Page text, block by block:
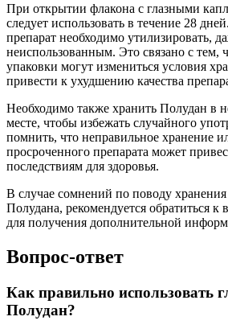
При открытии флакона с глазными
следует использовать в течение 28
препарат необходимо утилизировать,
неиспользованным. Это связано с тем,
упаковки могут измениться условия
привести к ухудшению качества
Необходимо также хранить Полудан в
месте, чтобы избежать случайного
помнить, что неправильное хранение
просроченного препарата может
последствиям для здоровья.
В случае сомнений по поводу
Полудана, рекомендуется обратиться к
для получения дополнительной
Вопрос-ответ
Как правильно использовать
Полудан?